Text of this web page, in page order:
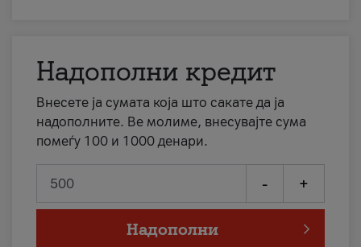
Надополни кредит
Внесете ја сумата која што сакате да ја
надополните. Ве молиме, внесувајте сума
помеѓу 100 и 1000 денари.
- +
Надополни